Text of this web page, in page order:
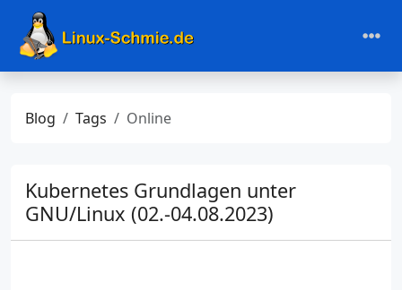
Blog Tags Online
Kubernetes Grundlagen unter
GNU/Linux (02.-04.08.2023)